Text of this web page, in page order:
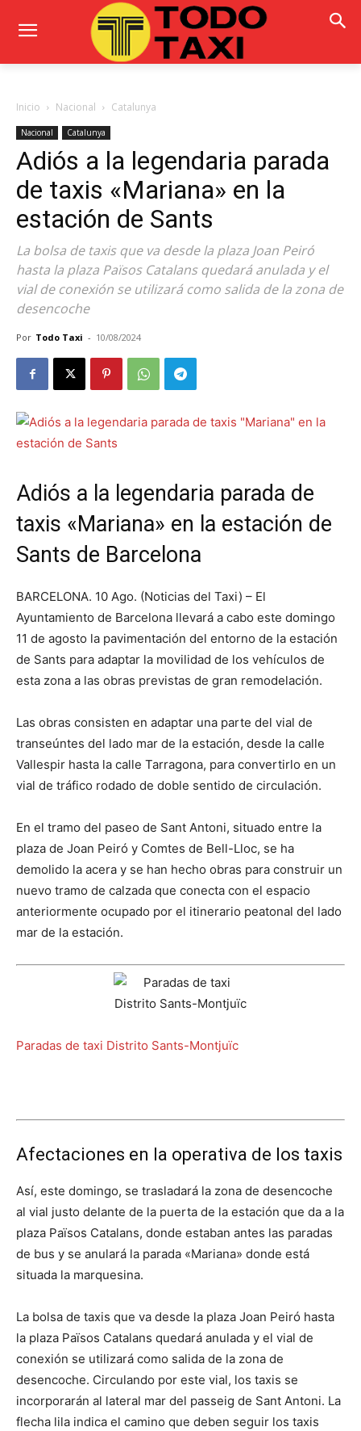
Inicio Nacional Catalunya
Nacional Catalunya
Adiós a la legendaria parada
de taxis «Mariana» en la
estación de Sants
La bolsa de taxis que va desde la plaza Joan Peiró
hasta la plaza Països Catalans quedará anulada y el
vial de conexión se utilizará como salida de la zona de
desencoche
Por Todo Taxi - 10/08/2024
Adiós a la legendaria parada de
taxis «Mariana» en la estación de
Sants de Barcelona
BARCELONA. 10 Ago. (Noticias del Taxi) – El
Ayuntamiento de Barcelona llevará a cabo este domingo
11 de agosto la pavimentación del entorno de la estación
de Sants para adaptar la movilidad de los vehículos de
esta zona a las obras previstas de gran remodelación.
Las obras consisten en adaptar una parte del vial de
transeúntes del lado mar de la estación, desde la calle
Vallespir hasta la calle Tarragona, para convertirlo en un
vial de tráfico rodado de doble sentido de circulación.
En el tramo del paseo de Sant Antoni, situado entre la
plaza de Joan Peiró y Comtes de Bell-Lloc, se ha
demolido la acera y se han hecho obras para construir un
nuevo tramo de calzada que conecta con el espacio
anteriormente ocupado por el itinerario peatonal del lado
mar de la estación.
Paradas de taxi Distrito Sants-Montjuïc
Afectaciones en la operativa de los taxis
Así, este domingo, se trasladará la zona de desencoche
al vial justo delante de la puerta de la estación que da a la
plaza Països Catalans, donde estaban antes las paradas
de bus y se anulará la parada «Mariana» donde está
situada la marquesina.
La bolsa de taxis que va desde la plaza Joan Peiró hasta
la plaza Països Catalans quedará anulada y el vial de
conexión se utilizará como salida de la zona de
desencoche. Circulando por este vial, los taxis se
incorporarán al lateral mar del passeig de Sant Antoni. La
flecha lila indica el camino que deben seguir los taxis